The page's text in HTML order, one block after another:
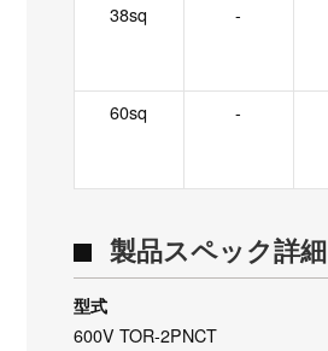
38sq -
60sq -
製品スペック詳細
型式
600V TOR-2PNCT